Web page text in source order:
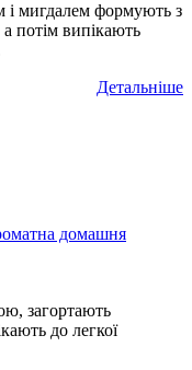
і мигдалем формують з
потім випікають
Детальніше
домашня
загортають
до легкої